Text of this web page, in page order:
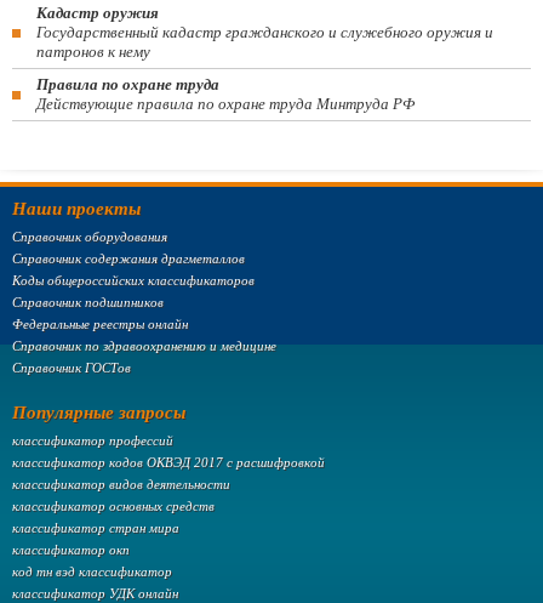
Кадастр оружия
Государственный кадастр гражданского и служебного оружия и
патронов к нему
Правила по охране труда
Действующие правила по охране труда Минтруда РФ
Наши проекты
Справочник оборудования
Справочник содержания драгметаллов
Коды общероссийских классификаторов
Справочник подшипников
Федеральные реестры онлайн
Справочник по здравоохранению и медицине
Справочник ГОСТов
Популярные запросы
классификатор профессий
классификатор кодов ОКВЭД 2017 с расшифровкой
классификатор видов деятельности
классификатор основных средств
классификатор стран мира
классификатор окп
код тн вэд классификатор
классификатор УДК онлайн